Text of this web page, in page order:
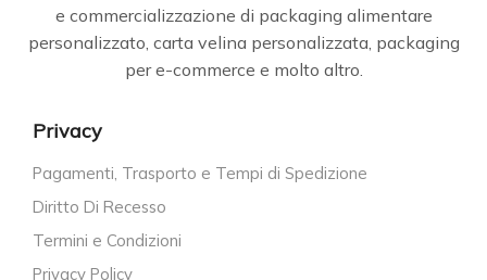
e commercializzazione di packaging alimentare
personalizzato, carta velina personalizzata, packaging
per e-commerce e molto altro.
Privacy
Pagamenti, Trasporto e Tempi di Spedizione
Diritto Di Recesso
Termini e Condizioni
Privacy Policy